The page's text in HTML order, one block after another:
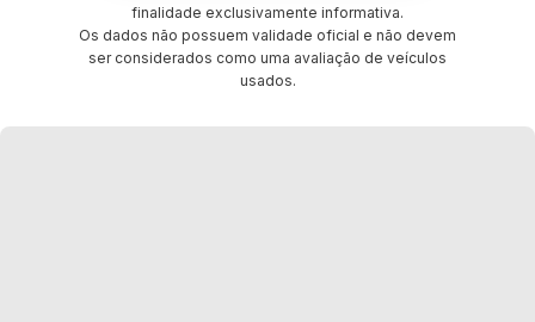
finalidade exclusivamente informativa.
Os dados não possuem validade oficial e não devem
ser considerados como uma avaliação de veículos
usados.